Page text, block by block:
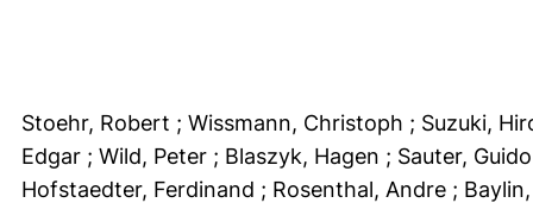
Stoehr, Robert ; Wissmann, Christoph ; Suzuki,
Edgar ; Wild, Peter ; Blaszyk, Hagen ; Sauter,
Hofstaedter, Ferdinand ; Rosenthal, Andre ;